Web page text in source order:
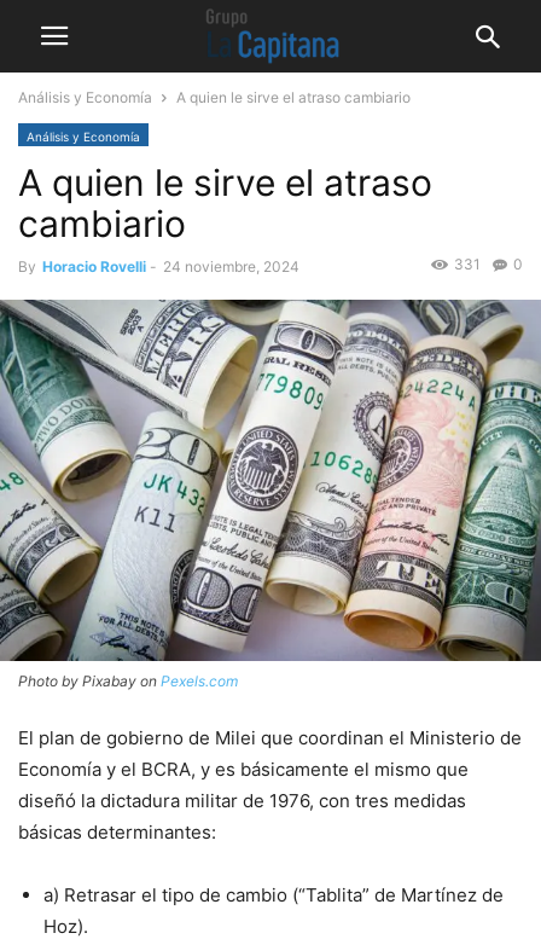
Análisis y Economía A quien le sirve el atraso cambiario
Análisis y Economía
A quien le sirve el atraso
cambiario
By Horacio Rovelli - 24 noviembre, 2024 0
331
Photo by Pixabay on Pexels.com
El plan de gobierno de Milei que coordinan el Ministerio de
Economía y el BCRA, y es básicamente el mismo que
diseñó la dictadura militar de 1976, con tres medidas
básicas determinantes:
a) Retrasar el tipo de cambio (“Tablita” de Martínez de
Hoz).